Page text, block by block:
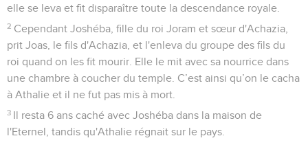
elle se leva et fit disparaître toute la descendance royale.
2 Cependant Joshéba, fille du roi Joram et sœur d'Achazia,
prit Joas, le fils d'Achazia, et l'enleva du groupe des fils du
roi quand on les fit mourir. Elle le mit avec sa nourrice dans
une chambre à coucher du temple. C’est ainsi qu’on le cacha
à Athalie et il ne fut pas mis à mort.
3 Il resta 6 ans caché avec Joshéba dans la maison de
l'Eternel, tandis qu'Athalie régnait sur le pays.